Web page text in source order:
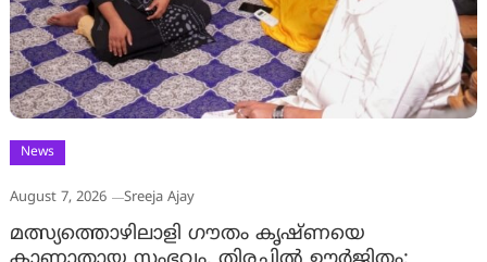
News
August 7, 2026 Sreeja Ajay
മത്സ്യത്തൊഴിലാളി ഗൗതം കൃഷ്ണയെ